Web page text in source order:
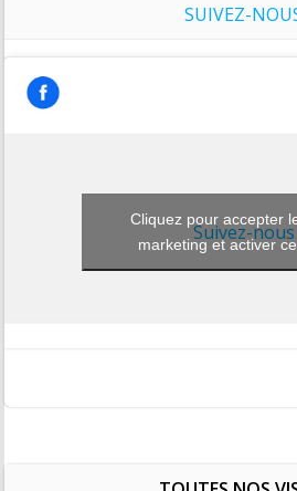
SUIVEZ-
Suivez-nous
Cliquez pour accepter
marketing et activer